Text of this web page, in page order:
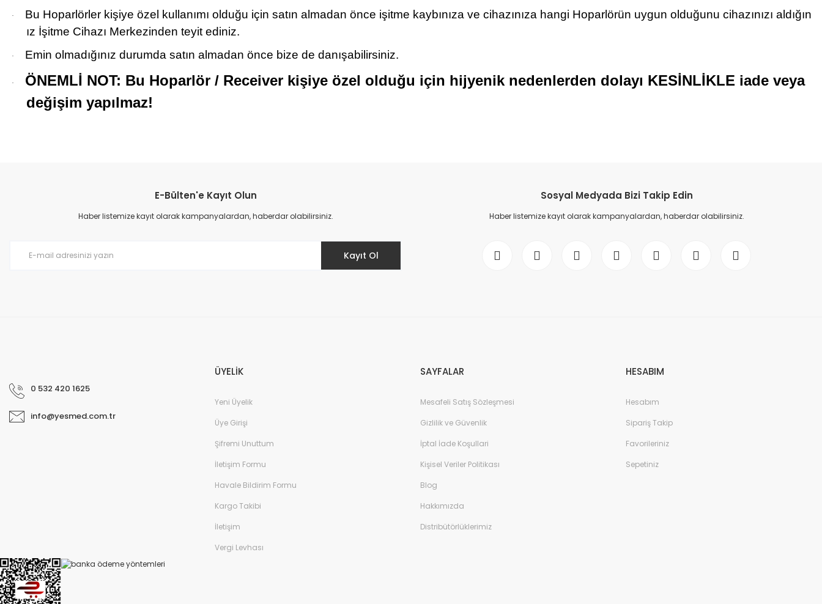
·
Bu Hoparlörler kişiye özel kullanımı olduğu için satın almadan önce işitme kaybınıza ve cihazınıza hangi Hoparlörün uygun olduğunu cihazınızı aldığın
ız İşitme Cihazı Merkezinden teyit ediniz.
· Emin olmadığınız durumda satın almadan önce bize de danışabilirsiniz.
·
ÖNEMLİ NOT: Bu Hoparlör / Receiver kişiye özel olduğu için hijyenik nedenlerden dolayı KESİNLİKLE iade veya
değişim yapılmaz!
Ürün resmi kalitesiz, bozuk veya görüntülenemiyor.
Ürün açıklamasında eksik bilgiler bulunuyor.
E-Bülten'e Kayıt Olun
Haber listemize kayıt olarak kampanyalardan, haberdar olabilirsiniz.
Kayıt Ol
Sosyal Medyada Bizi Takip Edin
Haber listemize kayıt olarak kampanyalardan, haberdar olabilirsiniz.
0 532 420 1625
info@yesmed.com.tr
ÜYELİK
Yeni Üyelik
Üye Girişi
Şifremi Unuttum
İletişim Formu
Havale Bildirim Formu
Kargo Takibi
İletişim
Vergi Levhası
SAYFALAR
Mesafeli Satış Sözleşmesi
Gizlilik ve Güvenlik
İptal İade Koşullari
Kişisel Veriler Politikası
Blog
Hakkımızda
Distribütörlüklerimiz
HESABIM
Hesabım
Sipariş Takip
Favorileriniz
Sepetiniz